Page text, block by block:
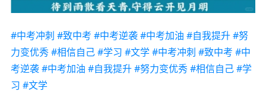
#中考冲刺 #致中考 #中考逆袭#中考加油 #自我提升#努
力变优秀#相信自己#学习 #文学#中考冲刺 #致中考 #中
考逆袭#中考加油 #自我提升#努力变优秀#相信自己#学
习 #文学